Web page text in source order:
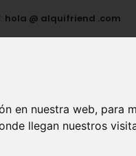
en nuestra web, para
llegan nuestros
hola @ alquifriend .com